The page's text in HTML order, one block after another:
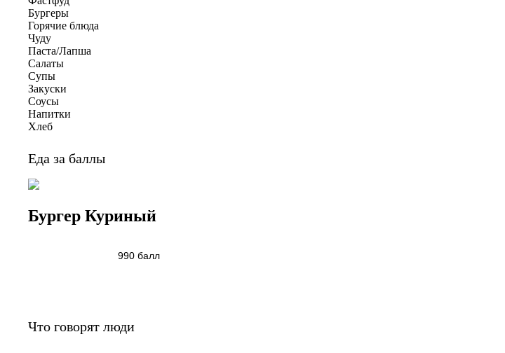
Бургеры
Горячие блюда
Чуду
Паста/Лапша
Салаты
Супы
Закуски
Соусы
Напитки
Хлеб
Еда за баллы
Бургер Куриный
990 балл
Что говорят люди